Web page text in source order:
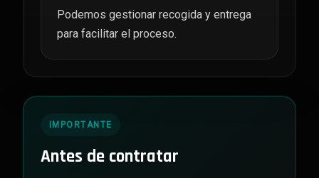
Podemos gestionar recogida y entrega
para facilitar el proceso.
IMPORTANTE
Antes de contratar